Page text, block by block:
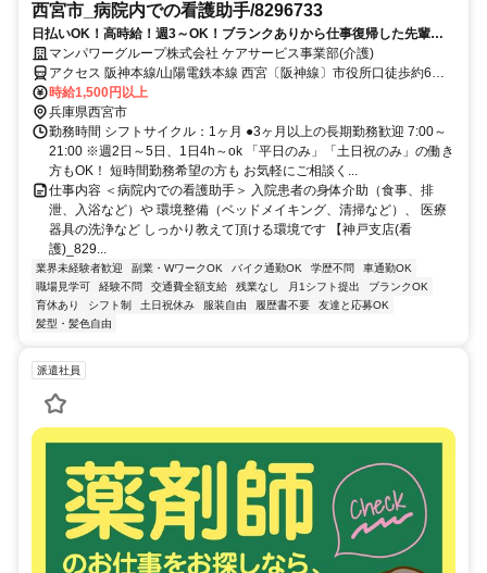
西宮市_病院内での看護助手/8296733
日払いOK！高時給！週3～OK！ブランクありから仕事復帰した先輩や
ミドル世代も多数活躍中♪
マンパワーグループ株式会社 ケアサービス事業部(介護)
アクセス 阪神本線/山陽電鉄本線 西宮〔阪神線〕市役所口徒歩約6
分、連絡バス 西宮〔阪神線〕徒歩約8分、阪神本線/阪神なんば線 香
櫨園徒歩約13分 車・バイク通勤OK（派遣先による）
時給1,500円以上
兵庫県西宮市
勤務時間 シフトサイクル：1ヶ月 ●3ヶ月以上の長期勤務歓迎 7:00～
21:00 ※週2日～5日、1日4h～ok 「平日のみ」「土日祝のみ」の働き
方もOK！ 短時間勤務希望の方も お気軽にご相談く...
仕事内容 ＜病院内での看護助手＞ 入院患者の身体介助（食事、排
泄、入浴など）や 環境整備（ベッドメイキング、清掃など）、 医療
器具の洗浄など しっかり教えて頂ける環境です 【神戸支店(看
護)_829...
業界未経験者歓迎 副業・WワークOK バイク通勤OK 学歴不問
車通勤OK
職場見学可
経験不問 交通費全額支給 残業なし 月1シフト提出
ブランクOK
育休あり
シフト制 土日祝休み 服装自由 履歴書不要
友達と応募OK
髪型・髪色自由
派遣社員